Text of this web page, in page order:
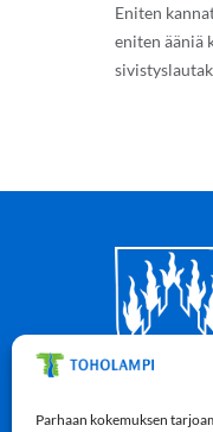
Parhaan kokemuksen
Eniten
eniten ääniä
Lampintie 5,